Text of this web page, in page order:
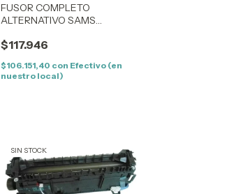
FUSOR COMPLETO
ALTERNATIVO SAMS
$117.946
$106.151,40 con Efectivo (en
nuestro local)
SIN STOCK